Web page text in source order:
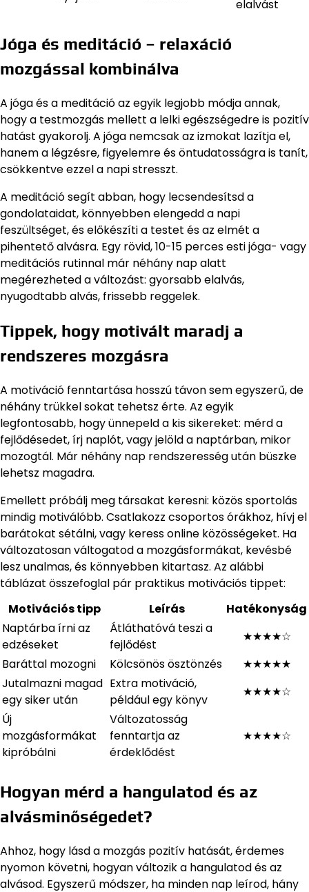
elalvást
Jóga és meditáció – relaxáció
mozgással kombinálva
A jóga és a meditáció az egyik legjobb módja annak,
hogy a testmozgás mellett a lelki egészségedre is pozitív
hatást gyakorolj. A jóga nemcsak az izmokat lazítja el,
hanem a légzésre, figyelemre és öntudatosságra is tanít,
csökkentve ezzel a napi stresszt.
A meditáció segít abban, hogy lecsendesítsd a
gondolataidat, könnyebben elengedd a napi
feszültséget, és előkészíti a testet és az elmét a
pihentető alvásra. Egy rövid, 10-15 perces esti jóga- vagy
meditációs rutinnal már néhány nap alatt
megérezheted a változást: gyorsabb elalvás,
nyugodtabb alvás, frissebb reggelek.
Tippek, hogy motivált maradj a
rendszeres mozgásra
A motiváció fenntartása hosszú távon sem egyszerű, de
néhány trükkel sokat tehetsz érte. Az egyik
legfontosabb, hogy ünnepeld a kis sikereket: mérd a
fejlődésedet, írj naplót, vagy jelöld a naptárban, mikor
mozogtál. Már néhány nap rendszeresség után büszke
lehetsz magadra.
Emellett próbálj meg társakat keresni: közös sportolás
mindig motiválóbb. Csatlakozz csoportos órákhoz, hívj el
barátokat sétálni, vagy keress online közösségeket. Ha
változatosan váltogatod a mozgásformákat, kevésbé
lesz unalmas, és könnyebben kitartasz. Az alábbi
táblázat összefoglal pár praktikus motivációs tippet:
Motivációs tipp
Leírás
Hatékonyság
Naptárba írni az
edzéseket
Átláthatóvá teszi a
fejlődést
★★★★☆
Baráttal mozogni
Kölcsönös ösztönzés
★★★★★
Jutalmazni magad
egy siker után
Extra motiváció,
például egy könyv
★★★★☆
Új
mozgásformákat
kipróbálni
Változatosság
fenntartja az
érdeklődést
★★★★☆
Hogyan mérd a hangulatod és az
alvásminőségedet?
Ahhoz, hogy lásd a mozgás pozitív hatását, érdemes
nyomon követni, hogyan változik a hangulatod és az
alvásod. Egyszerű módszer, ha minden nap leírod, hány